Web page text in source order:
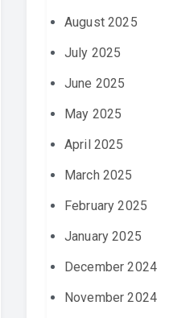
August 2025
July 2025
June 2025
May 2025
April 2025
March 2025
February 2025
January 2025
December 2024
November 2024